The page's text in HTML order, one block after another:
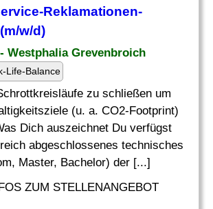
Reklamationen-
w/d)
Westphalia Grevenbroich
Life-Balance
zu schließen um
(u. a. CO2-Footprint)
Dich auszeichnet Du verfügst
abgeschlossenes technisches
Master, Bachelor) der [...]
ZUM STELLENANGEBOT